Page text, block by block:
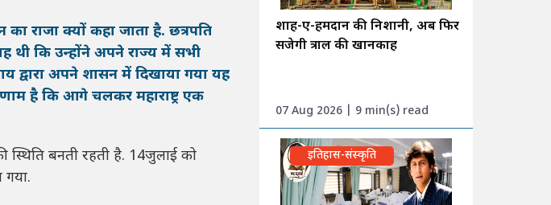
का राजा क्यों कहा जाता है. छत्रपति
थी कि उन्होंने अपने राज्य में सभी
द्वारा अपने शासन में दिखाया गया यह
है कि आगे चलकर महाराष्ट्र एक
स्थिति बनती रहती है. 14जुलाई को
गया.
शाह-ए-हमदान की निशानी, अब फिर
सजेगी त्राल की खानकाह
07 Aug 2026 | 9 min(s) read
इतिहास-संस्कृति